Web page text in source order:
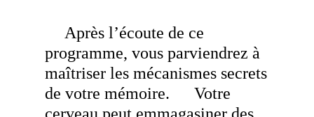
Après l’écoute de ce
programme, vous parviendrez à
maîtriser les mécanismes secrets
de votre mémoire.
Votre
cerveau peut emmagasiner des